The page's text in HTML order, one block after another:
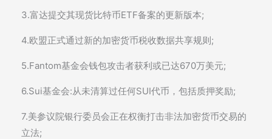
3.富达提交其现货比特币ETF备案的更新版本;
4.欧盟正式通过新的加密货币税收数据共享规则;
5.Fantom基金会钱包攻击者获利或已达670万美元;
6.Sui基金会:从未清算过任何SUI代币，包括质押奖励;
7.美参议院银行委员会正在权衡打击非法加密货币交易的
立法;